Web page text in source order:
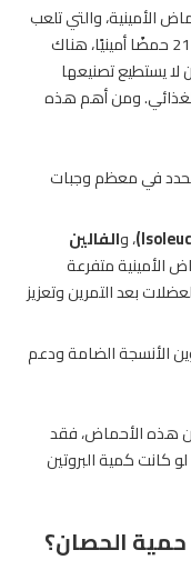
الأمينية، والتي تلعب
دورًا رئيسيًا في بناء الأنسجة العضلية. ومن بين 21 حمضًا أمينيًا، هناك
لا يستطيع تصنيعها
ومن أهم هذه
في معظم وجبات
، والفالين
الأمينية متفرعة
بعد التمرين وتعزيز
الأنسجة الضامة ودعم
هذه الأحماض، فقد
كانت كمية البروتين
حمية الحصان؟